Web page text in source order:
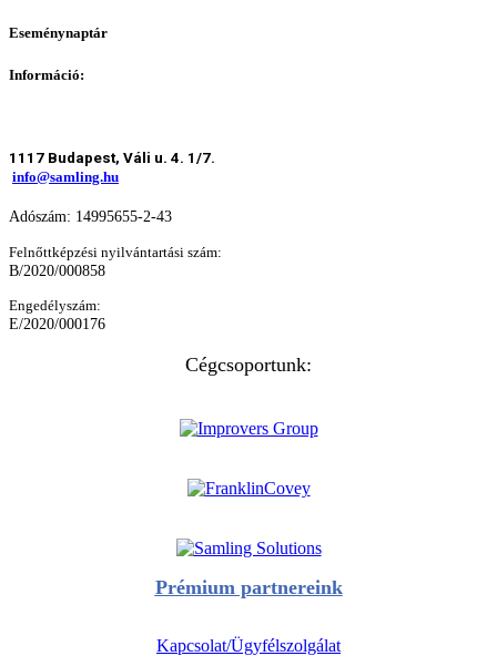
Eseménynaptár
Információ:
1117 Budapest, Váli u. 4. 1/7.
info@samling.hu
Adószám: 14995655-2-43
Felnőttképzési nyilvántartási szám:
B/2020/000858
Engedélyszám:
E/2020/000176
Cégcsoportunk:
Prémium partnereink
Kapcsolat/Ügyfélszolgálat